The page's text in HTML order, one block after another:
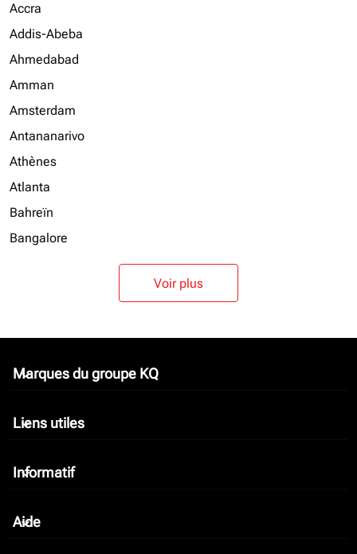
Accra
Addis-Abeba
Ahmedabad
Amman
Amsterdam
Antananarivo
Athènes
Atlanta
Bahreïn
Bangalore
Voir plus
Marques du groupe KQ
keyboard_arrow_down
Liens utiles
keyboard_arrow_down
Informatif
keyboard_arrow_down
Aide
keyboard_arrow_down